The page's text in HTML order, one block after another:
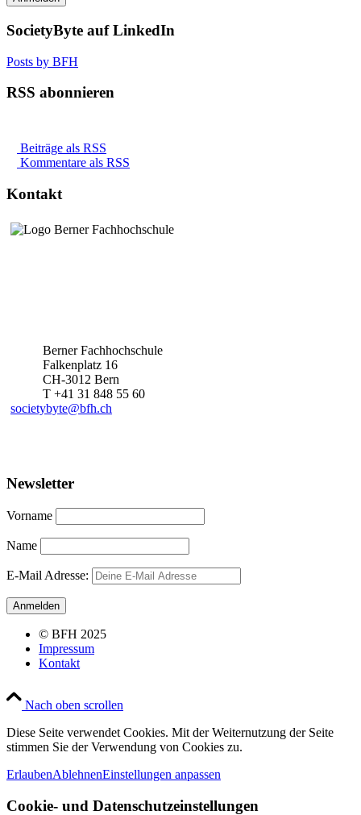
SocietyByte auf LinkedIn
Posts by BFH
RSS abonnieren
Beiträge als RSS
Kommentare als RSS
Kontakt
Berner Fachhochschule
Falkenplatz 16
CH-3012 Bern
T +41 31 848 55 60
societybyte@bfh.ch
Newsletter
Vorname
Name
E-Mail Adresse:
© BFH 2025
Impressum
Kontakt
Nach oben scrollen
Diese Seite verwendet Cookies. Mit der Weiternutzung der Seite
stimmen Sie der Verwendung von Cookies zu.
ErlaubenAblehnenEinstellungen anpassen
Cookie- und Datenschutzeinstellungen